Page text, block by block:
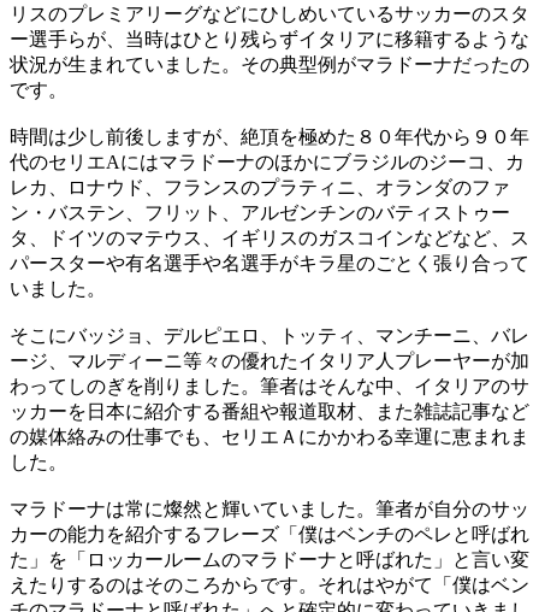
リスのプレミアリーグなどにひしめいているサッカーのスタ
ー選手らが、当時はひとり残らずイタリアに移籍するような
状況が生まれていました。その典型例がマラドーナだったの
です。
時間は少し前後しますが、絶頂を極めた８０年代から９０年
代のセリエAにはマラドーナのほかにブラジルのジーコ、カ
レカ、ロナウド、フランスのプラティニ、オランダのファ
ン・バステン、フリット、アルゼンチンのバティストゥー
タ、ドイツのマテウス、イギリスのガスコインなどなど、ス
パースターや有名選手や名選手がキラ星のごとく張り合って
いました。
そこにバッジョ、デルピエロ、トッティ、マンチーニ、バレ
ージ、マルディーニ等々の優れたイタリア人プレーヤーが加
わってしのぎを削りました。筆者はそんな中、イタリアのサ
ッカーを日本に紹介する番組や報道取材、また雑誌記事など
の媒体絡みの仕事でも、セリエＡにかかわる幸運に恵まれま
した。
マラドーナは常に燦然と輝いていました。筆者が自分のサッ
カーの能力を紹介するフレーズ「僕はベンチのペレと呼ばれ
た」を「ロッカールームのマラドーナと呼ばれた」と言い変
えたりするのはそのころからです。それはやがて「僕はベン